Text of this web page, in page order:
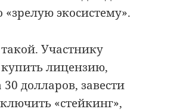
экосистему».
Участнику
лицензию,
долларов, завести
«стейкинг»,